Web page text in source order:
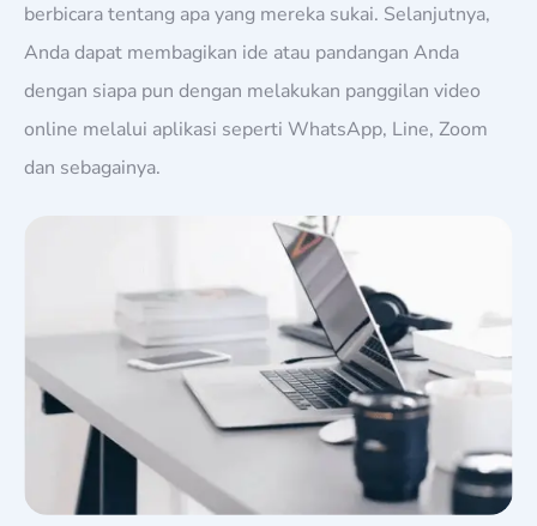
berbicara tentang apa yang mereka sukai. Selanjutnya,
Anda dapat membagikan ide atau pandangan Anda
dengan siapa pun dengan melakukan panggilan video
online melalui aplikasi seperti WhatsApp, Line, Zoom
dan sebagainya.